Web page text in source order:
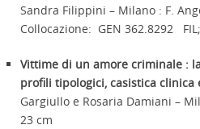
Sandra Filippini – Milano : F.
Collocazione: GEN 362.8292
Vittime di un amore criminale :
profili tipologici, casistica clinica
Gargiullo e Rosaria Damiani –
23 cm